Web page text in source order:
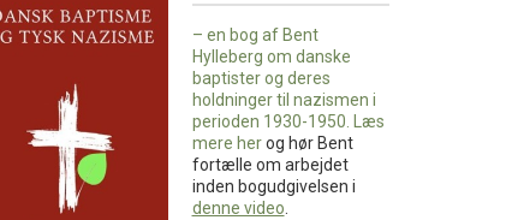
– en bog af Bent
Hylleberg om danske
baptister og deres
holdninger til nazismen i
perioden 1930-1950. Læs
mere herog hør Bent
fortælle om arbejdet
inden bogudgivelsen i
denne video.